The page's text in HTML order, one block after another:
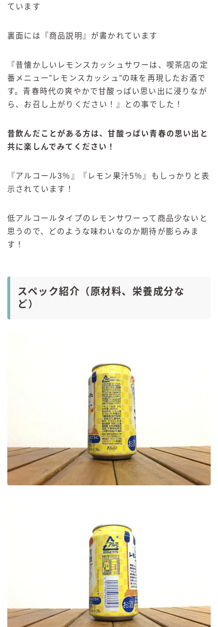
ています
裏面には『商品説明』が書かれています
『昔懐かしいレモンスカッシュサワーは、喫茶店の定
番メニュー”レモンスカッシュ”の味を再現したお酒で
す。青春時代の爽やかで甘酸っぱい思い出に浸りなが
ら、お召し上がりください！』との事でした！
昔飲んだことがある方は、甘酸っぱい青春の思い出と
共に楽しんでみてください！
『アルコール3％』『レモン果汁5％』もしっかりと表
示されています！
低アルコールタイプのレモンサワーって商品少ないと
思うので、どのような味わいなのか期待が膨らみま
す！
スペック紹介（原材料、栄養成分な
ど）